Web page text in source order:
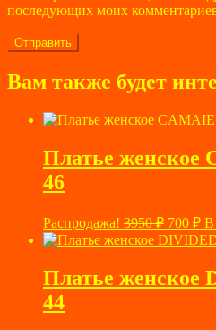
последующих моих
Вам также будет
Платье женское
46
Распродажа! 3950₽
цена
3950 ₽.
700 ₽ В
Платье женское
44